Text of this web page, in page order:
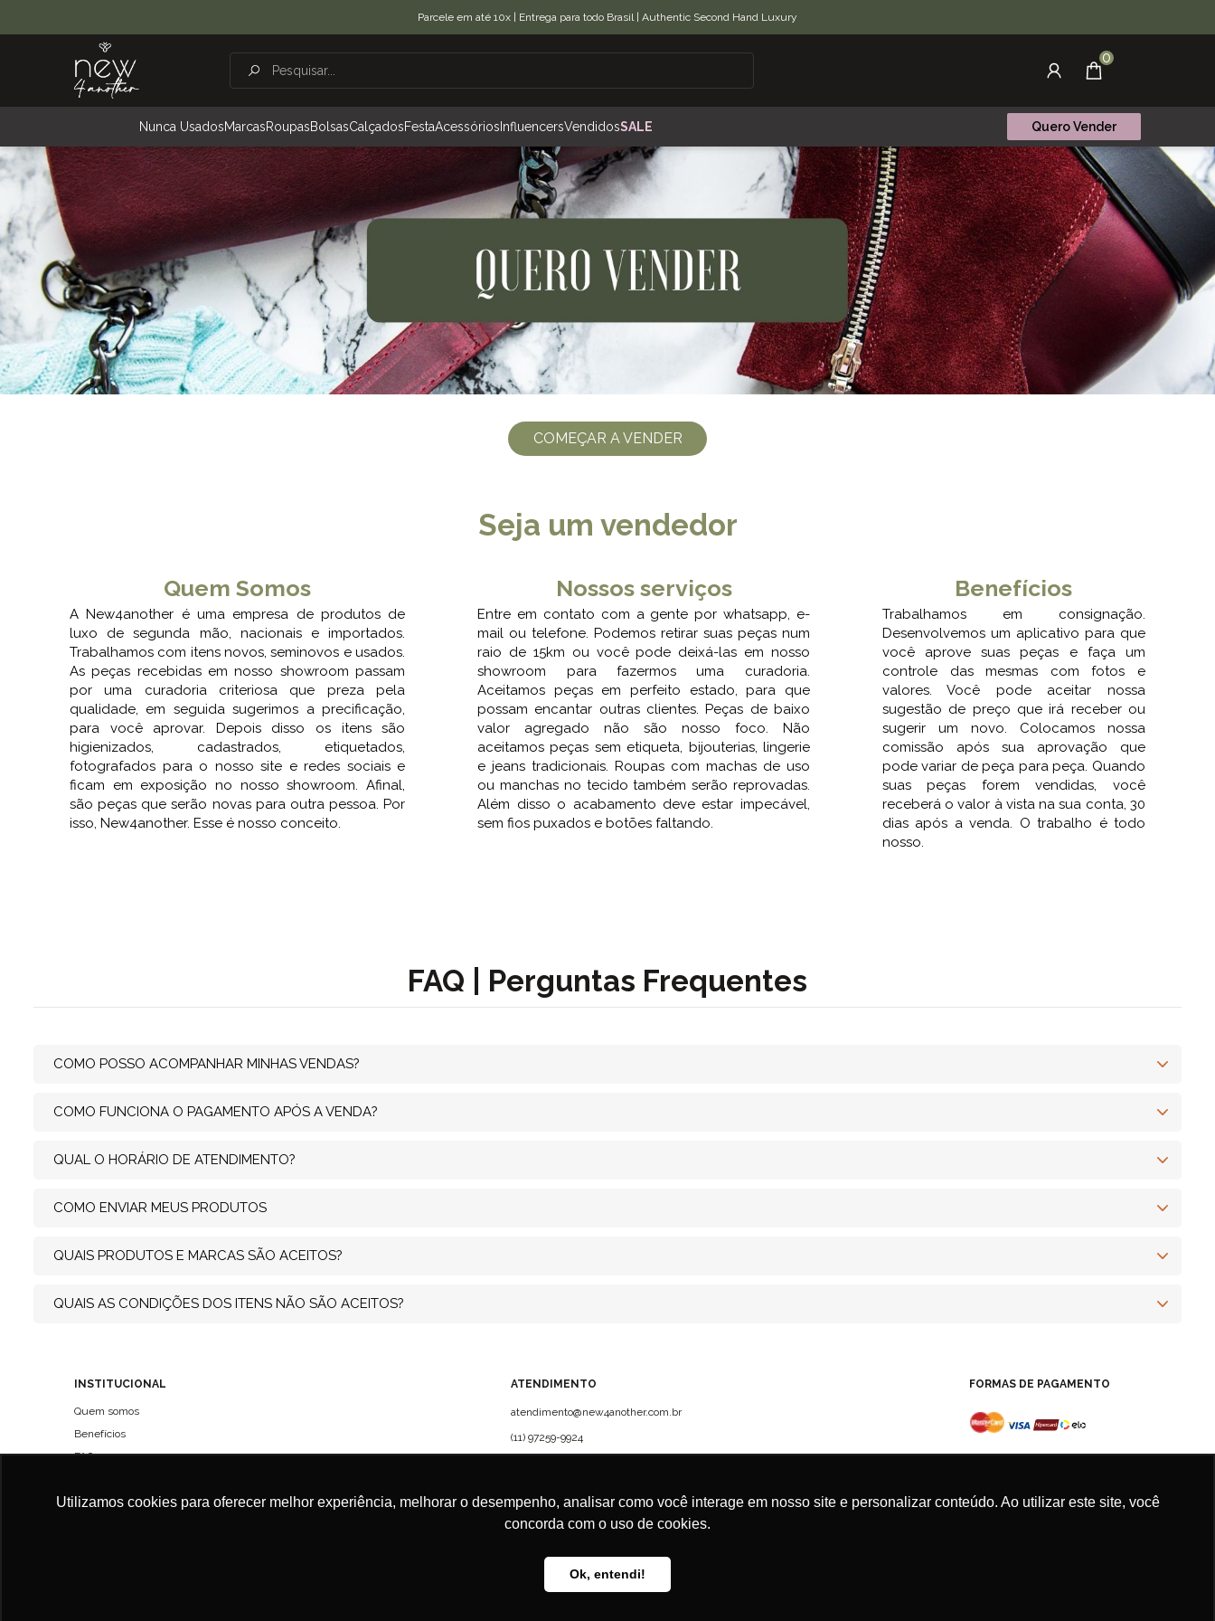
Utilizamos cookies para oferecer melhor experiência, melhorar o desempenho, analisar como você interage em nosso site e personalizar conteúdo. Ao utilizar este site, você
concorda com o uso de cookies.
Ok, entendi!
Parcele em até 10x | Entrega para todo Brasil | Authentic Second Hand Luxury
0
Nunca UsadosMarcasRoupasBolsasCalçadosFestaAcessórios InfluencersVendidosSALE Quero Vender
COMEÇAR A VENDER
Seja um vendedor
Quem Somos
A New4another é uma empresa de produtos de
luxo de segunda mão, nacionais e importados.
Trabalhamos com itens novos, seminovos e usados.
As peças recebidas em nosso showroom passam
por uma curadoria criteriosa que preza pela
qualidade, em seguida sugerimos a precificação,
para você aprovar. Depois disso os itens são
higienizados, cadastrados, etiquetados,
fotografados para o nosso site e redes sociais e
ficam em exposição no nosso showroom. Afinal,
são peças que serão novas para outra pessoa. Por
isso, New4another. Esse é nosso conceito.
Nossos serviços
Entre em contato com a gente por whatsapp, e-
mail ou telefone. Podemos retirar suas peças num
raio de 15km ou você pode deixá-las em nosso
showroom para fazermos uma curadoria.
Aceitamos peças em perfeito estado, para que
possam encantar outras clientes. Peças de baixo
valor agregado não são nosso foco. Não
aceitamos peças sem etiqueta, bijouterias, lingerie
e jeans tradicionais. Roupas com machas de uso
ou manchas no tecido também serão reprovadas.
Além disso o acabamento deve estar impecável,
sem fios puxados e botões faltando.
Benefícios
Trabalhamos em consignação.
Desenvolvemos um aplicativo para que
você aprove suas peças e faça um
controle das mesmas com fotos e
valores. Você pode aceitar nossa
sugestão de preço que irá receber ou
sugerir um novo. Colocamos nossa
comissão após sua aprovação que
pode variar de peça para peça. Quando
suas peças forem vendidas, você
receberá o valor à vista na sua conta, 30
dias após a venda. O trabalho é todo
nosso.
FAQ | Perguntas Frequentes
COMO POSSO ACOMPANHAR MINHAS VENDAS?
COMO FUNCIONA O PAGAMENTO APÓS A VENDA?
QUAL O HORÁRIO DE ATENDIMENTO?
COMO ENVIAR MEUS PRODUTOS
QUAIS PRODUTOS E MARCAS SÃO ACEITOS?
QUAIS AS CONDIÇÕES DOS ITENS NÃO SÃO ACEITOS?
INSTITUCIONAL
Quem somos
Benefícios
FAQ
Política de Privacidade
ATENDIMENTO
atendimento@new4another.com.br
(11) 97259-9924
FORMAS DE PAGAMENTO